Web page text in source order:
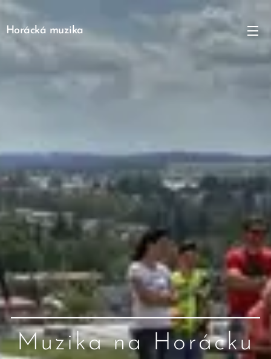
Horácká muzika
Muzika na Horácku